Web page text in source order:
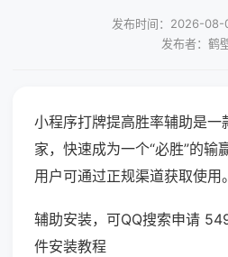
发布时间：2026-08-
发布者：鹤
小程序打牌提高胜率辅助是一
家，快速成为一个“必胜”的输
用户可通过正规渠道获取使用。
辅助安装，可QQ搜索申请
件安装教程